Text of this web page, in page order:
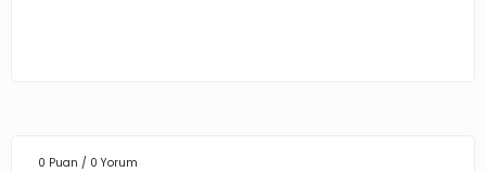
0 Puan / 0 Yorum